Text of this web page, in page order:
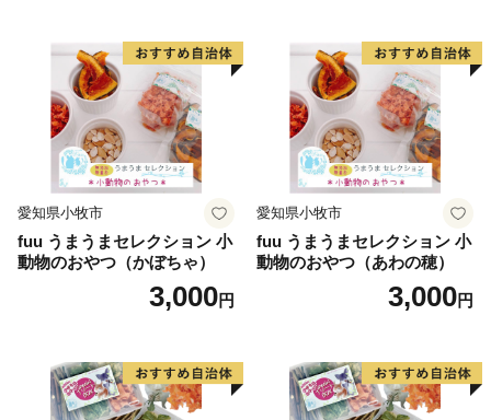
川に飛び込み、祭装束の男衆が肩まで水につかりながら
川を渡る勇ましい祭り。一方の山口八幡神社の祭礼は6
台の屋台と神輿が登場。屋台をぶつけ合いながら印南港
まで御渡、浜辺では雑賀踊りや奴踊り、獅子舞が奉納さ
れます。
愛知県小牧市
fuu うまうまセレクション 小
動物のおやつ（かぼちゃ）
3,000円
愛知県小牧市
fuu うまうまセレクション 小
動物のおやつ（あわの穂）
3,000円